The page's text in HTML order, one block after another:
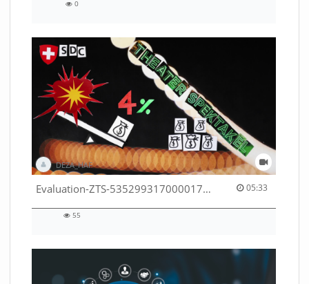
0
DEZA_HAF
Evaluation-ZTS-53529931700001791 05:33
05:33 duration
55